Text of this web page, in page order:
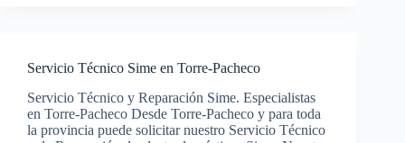
Servicio Técnico Sime en Torre-Pacheco
Servicio Técnico y Reparación Sime. Especialistas
en Torre-Pacheco Desde Torre-Pacheco y para toda
la provincia puede solicitar nuestro Servicio Técnico